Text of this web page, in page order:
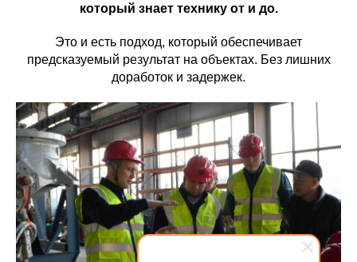
который знает технику от и до.
Это и есть подход, который обеспечивает
предсказуемый результат на объектах. Без лишних
доработок и задержек.